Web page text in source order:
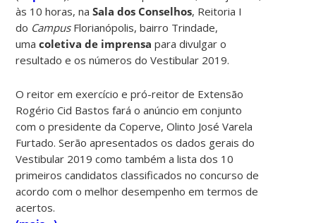
às 10 horas, naSala dos Conselhos, Reitoria I
do CampusFlorianópolis, bairro Trindade,
umacoletiva de imprensapara divulgar o
resultado e os números do Vestibular 2019.
O reitor em exercício e pró-reitor de Extensão
Rogério Cid Bastos fará o anúncio em conjunto
com o presidente da Coperve, Olinto José Varela
Furtado. Serão apresentados os dados gerais do
Vestibular 2019 como também a lista dos 10
primeiros candidatos classificados no concurso de
acordo com o melhor desempenho em termos de
acertos.